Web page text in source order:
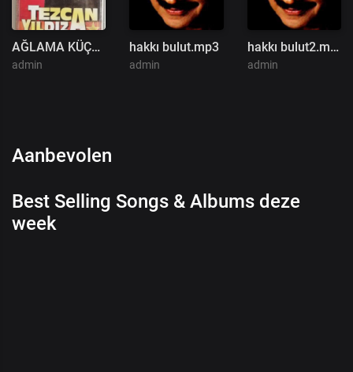
AĞLAMA KÜÇÜĞÜM
admin
hakkı bulut.mp3
admin
hakkı bulut2.mp3
admin
Aanbevolen
Best Selling Songs & Albums deze
week